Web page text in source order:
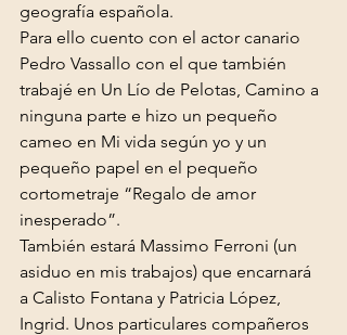
geografía española.
Para ello cuento con el actor canario
Pedro Vassallo con el que también
trabajé en Un Lío de Pelotas, Camino a
ninguna parte e hizo un pequeño
cameo en Mi vida según yo y un
pequeño papel en el pequeño
cortometraje “Regalo de amor
inesperado”.
También estará Massimo Ferroni (un
asiduo en mis trabajos) que encarnará
a Calisto Fontana y Patricia López,
Ingrid. Unos particulares compañeros